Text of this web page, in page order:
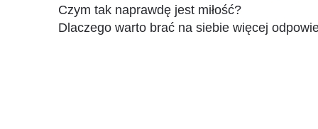
Czym tak naprawdę jest miłość?
Dlaczego warto brać na siebie więcej